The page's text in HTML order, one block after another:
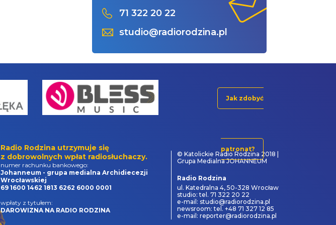
71 322 20 22
studio@radiorodzina.pl
Jak zdobyć
patronat?
Radio Rodzina utrzymuje się
z dobrowolnych wpłat radiosłuchaczy.
numer rachunku bankowego:
Johanneum - grupa medialna Archidiecezji
Wrocławskiej
69 1600 1462 1813 6262 6000 0001
wpłaty z tytułem:
DAROWIZNA NA RADIO RODZINA
© Katolickie Radio Rodzina 2018 |
Grupa Medialna JOHANNEUM
Radio Rodzina
ul. Katedralna 4, 50-328 Wrocław
studio: tel. 71 322 20 22
e-mail: studio@radiorodzina.pl
newsroom: tel. +48 71 327 12 85
e-mail: reporter@radiorodzina.pl